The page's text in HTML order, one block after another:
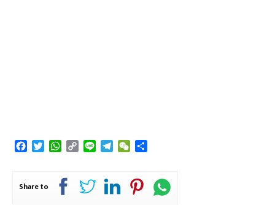
FacebookTwitterWhatsApp
Copy
Line TelegramWeChat
Share to